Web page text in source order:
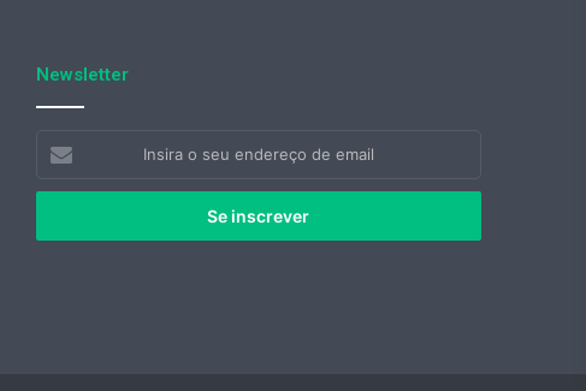
Newsletter
seu
de